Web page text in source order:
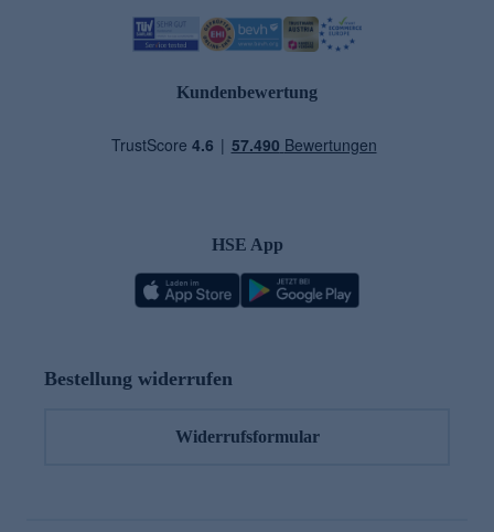
Kundenbewertung
HSE App
Bestellung widerrufen
Widerrufsformular